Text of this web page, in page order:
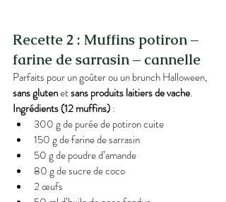
Recette 2 : Muffins potiron –
farine de sarrasin – cannelle
Parfaits pour un goûter ou un brunch Halloween,
sans gluten et sans produits laitiers de vache.
Ingrédients (12 muffins) :
300 g de purée de potiron cuite
150 g de farine de sarrasin
50 g de poudre d’amande
80 g de sucre de coco
2 œufs